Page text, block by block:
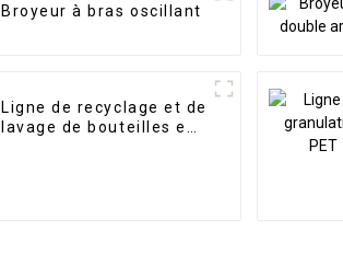
Broyeur à bras oscillant
Ligne de recyclage et de
lavage de bouteilles en